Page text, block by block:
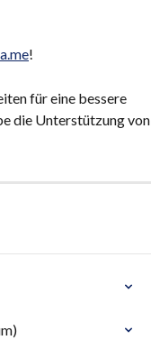
!
für eine bessere
die Unterstützung von